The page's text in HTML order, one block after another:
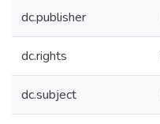
dc.publisher
dc.rights
dc.subject